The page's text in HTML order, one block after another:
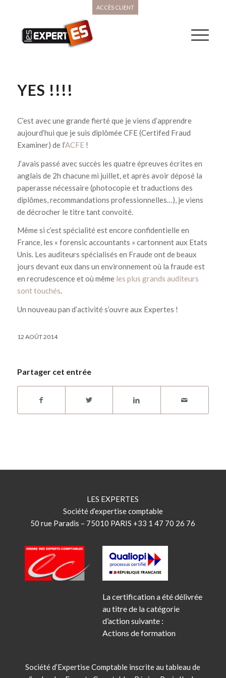
ACCÈS CLIENT
YES !!!!
C’est avec une grande fierté que je viens d’apprendre
aujourd’hui que je suis diplômée CFE (Certifed Fraud
Examiner) de l’ACFE!
J’avais passé avec succès les quatre épreuves écrites en
anglais de 2h chacune mi juillet, et après avoir déposé la
paperasse nécessaire (photocopie et traductions des
diplômes, recommandations professionnelles…), je viens
de décrocher le titre tant convoité.
Même si c’est spécialité est encore confidentielle en
France, les « forensic accountants » cartonnent aux Etats
Unis. Les auditeurs spécialisés en Fraude ont de beaux
jours devant eux dans un environnement où la fraude est
en recrudescence et où même les plus grands auditeurs
sont touchés.
Un nouveau pan d’activité s’ouvre aux Expertes !
12 AOÛT 2014
Partager cet entrée
LES EXPERTES
Société d’expertise comptable
50 rue Paradis – 75010 PARIS +33 1 47 70 26 76
La certification a été délivrée
au titre de la catégorie
d’action suivante :
Actions de formation
Société d’Expertise Comptable inscrite au tableau de